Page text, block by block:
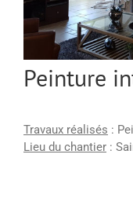
Peinture
Travaux réalisés :
Lieu du chantier :